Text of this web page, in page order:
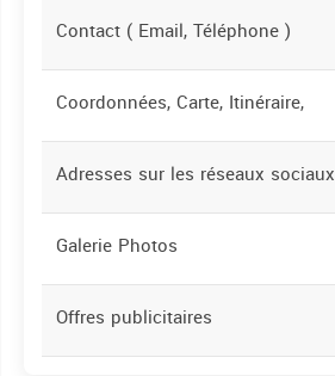
Contact ( Email, Téléphone )
Coordonnées, Carte, Itinéraire,
Adresses sur les réseaux sociaux
Galerie Photos
Offres publicitaires